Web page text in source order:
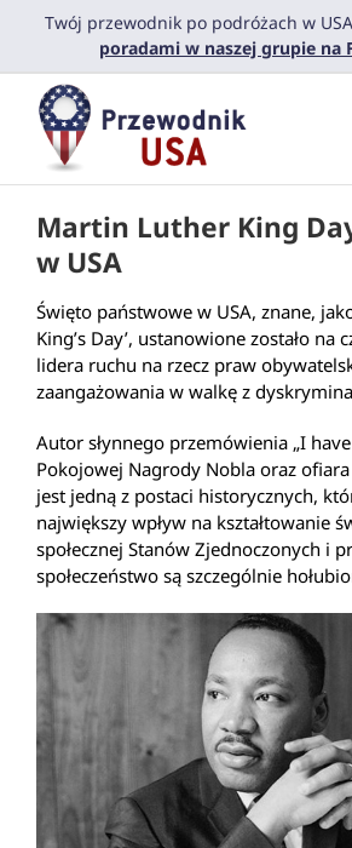
PrzejdźTwój przewodnik po podróżach w
poradami w naszej grupie na
Martin Luther King
w USA
Święto państwowe w USA, znane,
King’s Day’, ustanowione zostało na
lidera ruchu na rzecz praw
zaangażowania w walkę z
Autor słynnego przemówienia „I
Pokojowej Nagrody Nobla oraz
jest jedną z postaci historycznych,
największy wpływ na kształtowanie
społecznej Stanów Zjednoczonych i
społeczeństwo są szczególnie